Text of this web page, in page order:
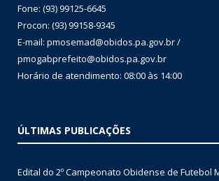
Fone: (93) 99125-6645
Procon: (93) 99158-9345
E-mail: pmosemad@obidos.pa.gov.br /
pmogabprefeito@obidos.pa.gov.br
Horário de atendimento: 08:00 às 14:00
ÚLTIMAS PUBLICAÇÕES
Edital do 2º Campeonato Obidense de Futebol